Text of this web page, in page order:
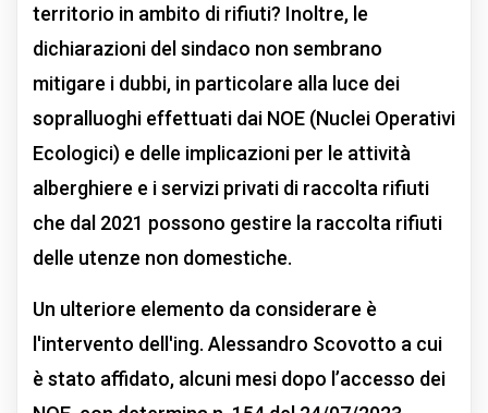
territorio in ambito di rifiuti? Inoltre, le
dichiarazioni del sindaco non sembrano
mitigare i dubbi, in particolare alla luce dei
sopralluoghi effettuati dai NOE (Nuclei Operativi
Ecologici) e delle implicazioni per le attività
alberghiere e i servizi privati di raccolta rifiuti
che dal 2021 possono gestire la raccolta rifiuti
delle utenze non domestiche.
Un ulteriore elemento da considerare è
l'intervento dell'ing. Alessandro Scovotto a cui
è stato affidato, alcuni mesi dopo l’accesso dei